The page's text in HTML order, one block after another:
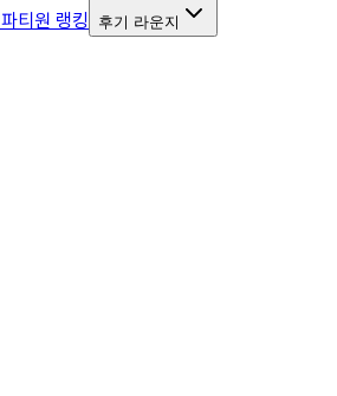
파티원 랭킹 후기 라운지